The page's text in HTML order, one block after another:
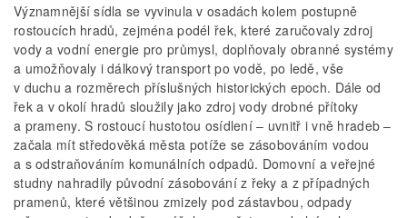
Významnější sídla se vyvinula v osadách kolem postupně
rostoucích hradů, zejména podél řek, které zaručovaly zdroj
vody a vodní energie pro průmysl, doplňovaly obranné systémy
a umožňovaly i dálkový transport po vodě, po ledě, vše
v duchu a rozměrech příslušných historických epoch. Dále od
řek a v okolí hradů sloužily jako zdroj vody drobné přítoky
a prameny. S rostoucí hustotou osídlení – uvnitř i vně hradeb –
začala mít středověká města potíže se zásobováním vodou
a s odstraňováním komunálních odpadů. Domovní a veřejné
studny nahradily původní zásobování z řeky a z případných
pramenů, které většinou zmizely pod zástavbou, odpady